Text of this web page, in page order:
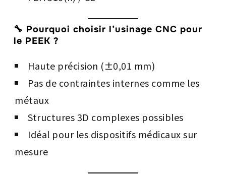
🔧 Pourquoi choisir l’usinage CNC pour
le PEEK ?
Haute précision (±0,01 mm)
Pas de contraintes internes comme les
métaux
Structures 3D complexes possibles
Idéal pour les dispositifs médicaux sur
mesure